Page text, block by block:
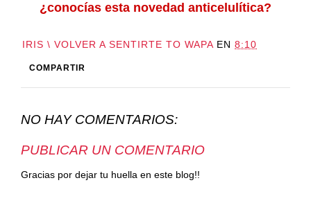
¿conocías esta novedad anticelulítica?
IRIS \ VOLVER A SENTIRTE TO WAPA EN 8:10
COMPARTIR
NO HAY COMENTARIOS:
PUBLICAR UN COMENTARIO
Gracias por dejar tu huella en este blog!!